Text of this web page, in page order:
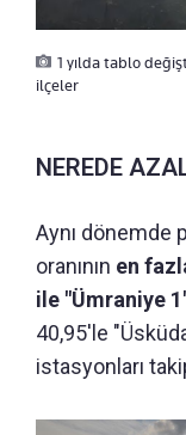
1 yılda tablo
ilçeler
NEREDE
Aynı dönemde
oranının en
ile "Ümraniye
40,95'le
istasyonları